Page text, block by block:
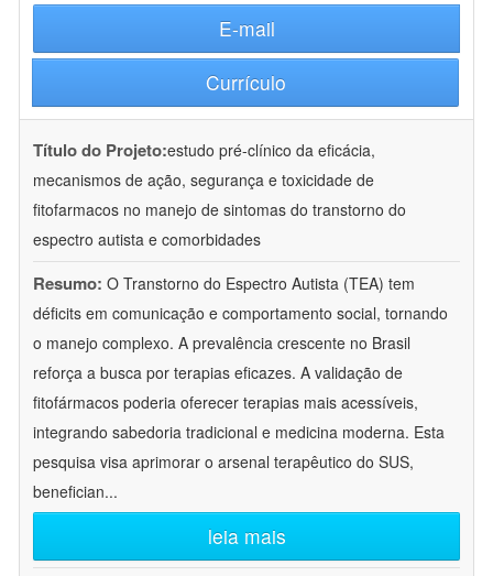
E-mail
Currículo
Título do Projeto:estudo pré-clínico da eficácia,
mecanismos de ação, segurança e toxicidade de
fitofarmacos no manejo de sintomas do transtorno do
espectro autista e comorbidades
Resumo: O Transtorno do Espectro Autista (TEA) tem
déficits em comunicação e comportamento social, tornando
o manejo complexo. A prevalência crescente no Brasil
reforça a busca por terapias eficazes. A validação de
fitofármacos poderia oferecer terapias mais acessíveis,
integrando sabedoria tradicional e medicina moderna. Esta
pesquisa visa aprimorar o arsenal terapêutico do SUS,
benefician...
leia mais